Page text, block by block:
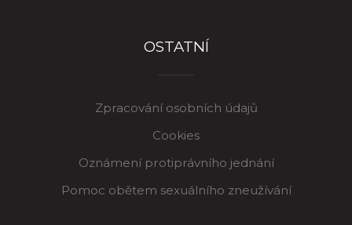
OSTATNÍ
Zpracování osobních údajů
Cookies
Oznámení protiprávního jednání
Pomoc obětem sexuálního zneužívání